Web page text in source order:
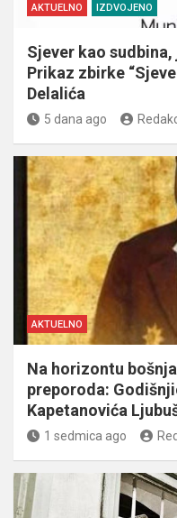
AKTUELNO IZDVOJENO
Sjever kao
Prikaz zbirke
Delalića
5 dana ago
AKTUELNO
Na horizontu
preporoda:
Kapetanovića
1 sedmica ago